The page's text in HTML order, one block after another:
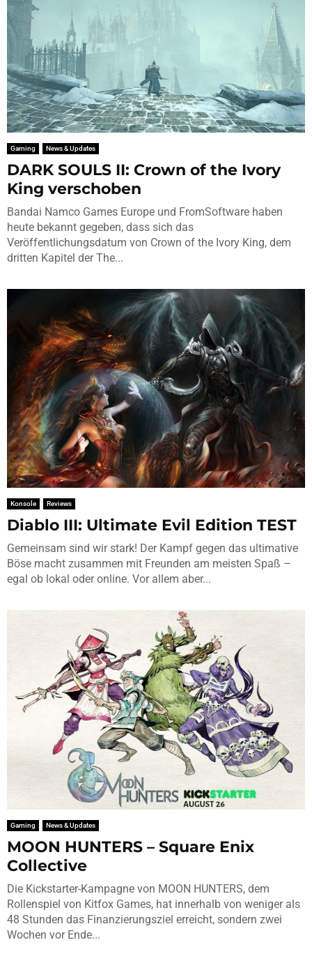
Gaming News & Updates
DARK SOULS II: Crown of the Ivory
King verschoben
Bandai Namco Games Europe und FromSoftware haben
heute bekannt gegeben, dass sich das
Veröffentlichungsdatum von Crown of the Ivory King, dem
dritten Kapitel der The...
Konsole Reviews
Diablo III: Ultimate Evil Edition TEST
Gemeinsam sind wir stark! Der Kampf gegen das ultimative
Böse macht zusammen mit Freunden am meisten Spaß –
egal ob lokal oder online. Vor allem aber...
Gaming News & Updates
MOON HUNTERS – Square Enix
Collective
Die Kickstarter-Kampagne von MOON HUNTERS, dem
Rollenspiel von Kitfox Games, hat innerhalb von weniger als
48 Stunden das Finanzierungsziel erreicht, sondern zwei
Wochen vor Ende...